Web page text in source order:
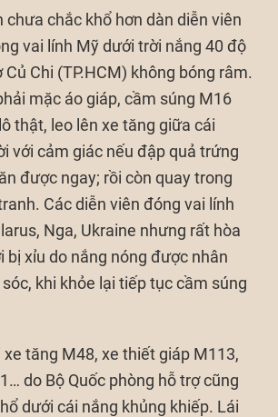
chưa chắc khổ hơn dàn diễn viên
vai lính Mỹ dưới trời nắng 40 độ
Củ Chi (TP.HCM) không bóng râm.
mặc áo giáp, cầm súng M16
thật, leo lên xe tăng giữa cái
với cảm giác nếu đập quả trứng
được ngay; rồi còn quay trong
Các diễn viên đóng vai lính
Nga, Ukraine nhưng rất hòa
bị xỉu do nắng nóng được nhân
khi khỏe lại tiếp tục cầm súng
xe tăng M48, xe thiết giáp M113,
do Bộ Quốc phòng hỗ trợ cũng
dưới cái nắng khủng khiếp. Lái